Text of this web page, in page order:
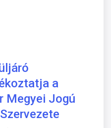
a
Megyei Jogú